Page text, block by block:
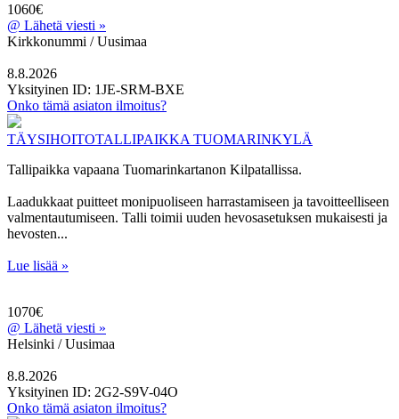
1060€
@ Lähetä viesti »
Kirkkonummi / Uusimaa
8.8.2026
Yksityinen ID: 1JE-SRM-BXE
Onko tämä asiaton ilmoitus?
TÄYSIHOITOTALLIPAIKKA TUOMARINKYLÄ
Tallipaikka vapaana Tuomarinkartanon Kilpatallissa.
Laadukkaat puitteet monipuoliseen harrastamiseen ja tavoitteelliseen
valmentautumiseen. Talli toimii uuden hevosasetuksen mukaisesti ja
hevosten...
Lue lisää »
1070€
@ Lähetä viesti »
Helsinki / Uusimaa
8.8.2026
Yksityinen ID: 2G2-S9V-04O
Onko tämä asiaton ilmoitus?